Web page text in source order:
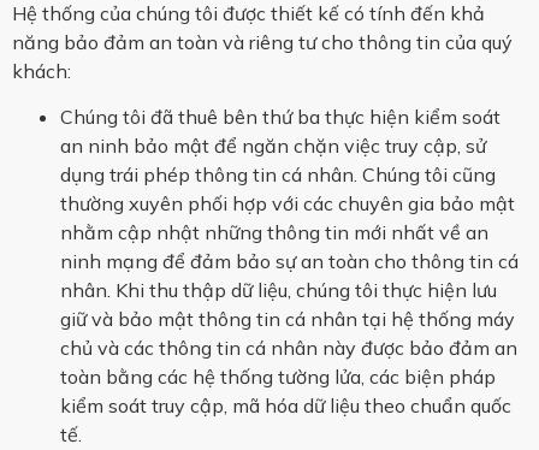
Hệ thống của chúng tôi được thiết kế có tính đến khả
năng bảo đảm an toàn và riêng tư cho thông tin của quý
khách:
Chúng tôi đã thuê bên thứ ba thực hiện kiểm soát
an ninh bảo mật để ngăn chặn việc truy cập, sử
dụng trái phép thông tin cá nhân. Chúng tôi cũng
thường xuyên phối hợp với các chuyên gia bảo mật
nhằm cập nhật những thông tin mới nhất về an
ninh mạng để đảm bảo sự an toàn cho thông tin cá
nhân. Khi thu thập dữ liệu, chúng tôi thực hiện lưu
giữ và bảo mật thông tin cá nhân tại hệ thống máy
chủ và các thông tin cá nhân này được bảo đảm an
toàn bằng các hệ thống tường lửa, các biện pháp
kiểm soát truy cập, mã hóa dữ liệu theo chuẩn quốc
tế.